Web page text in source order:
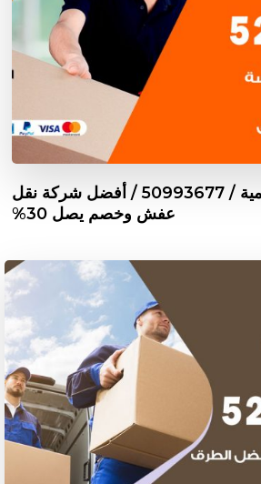
نقل اثاث في الشامية / 50993677 / أفضل شركة نقل
عفش وخصم يصل 30%